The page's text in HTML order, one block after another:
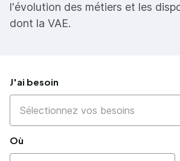
l'évolution des métiers et les
dont la VAE.
J'ai besoin
Où